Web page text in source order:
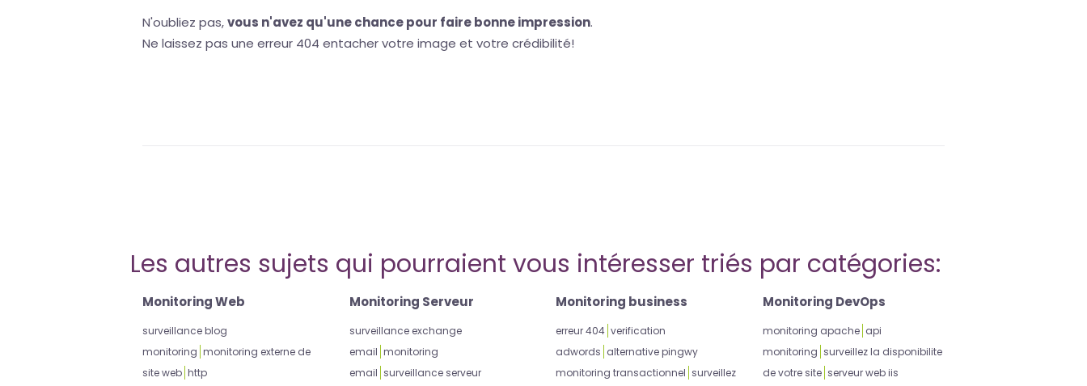
N'oubliez pas,vous n'avez qu'une chance pour faire bonne impression.
Ne laissez pas une erreur 404 entacher votre image et votre crédibilité!
Les autres sujets qui pourraient vous intéresser triés par catégories:
Monitoring Web
surveillance blog
monitoring monitoring externe de
site web http
Monitoring Serveur
surveillance exchange
email monitoring
email surveillance serveur
Monitoring business
erreur 404 verification
adwords alternative pingwy
monitoring transactionnel surveillez
Monitoring DevOps
monitoring apache api
monitoring surveillez la disponibilite
de votre site serveur web iis